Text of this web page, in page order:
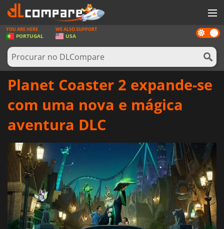
JOGOS
GAME CARDS
SOFTWARE
ENTRAR OU REGISTAR
Dark
mode
YOU ARE HERE
PORTUGAL
WE ALSO SUPPORT
USA
Planet Coaster 2 expande-se
com uma nova e mágica
aventura DLC